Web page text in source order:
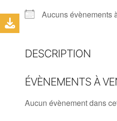
Aucuns évènements
DESCRIPTION
ÉVÈNEMENTS À
Aucun évènement dans